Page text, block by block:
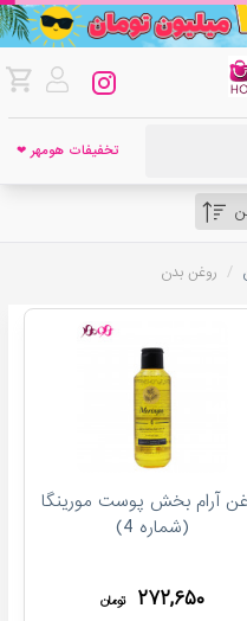
تخفیفات هومهر ❤
/ روغن بدن
آرام بخش پوست مورینگا
(شماره 4)
۲۷۲,۶۵۰ تومان